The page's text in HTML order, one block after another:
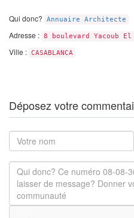
Qui donc? Annuaire Architecte
Adresse : 8 boulevard Yacoub El
Ville : CASABLANCA
Déposez votre